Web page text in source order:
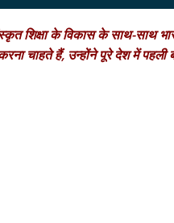
शिक्षा के विकास के साथ-साथ
चाहते हैं, उन्होंने पूरे देश में पहली